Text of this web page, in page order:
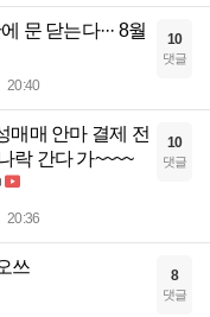
문 닫는다··· 8월
20:40
10
댓글
매매 안마 결제 전
락 간다 가~~~~
20:36
10
댓글
쓰 8
댓글